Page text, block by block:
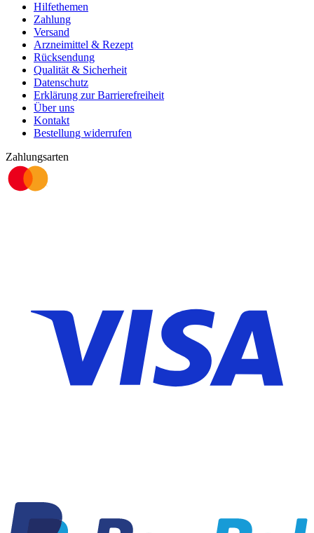
Hilfethemen
Zahlung
Versand
Arzneimittel & Rezept
Rücksendung
Qualität & Sicherheit
Datenschutz
Erklärung zur Barrierefreiheit
Über uns
Kontakt
Bestellung widerrufen
Zahlungsarten